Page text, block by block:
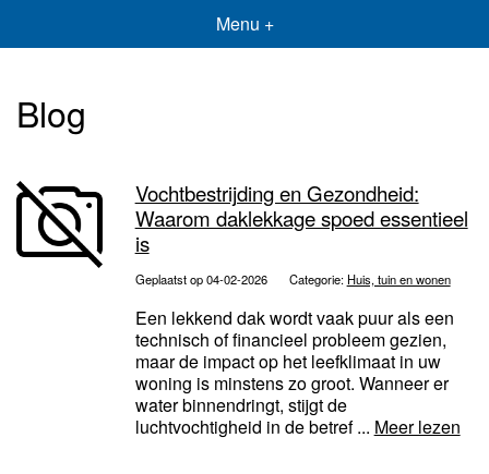
Menu +
Blog
Vochtbestrijding en Gezondheid:
Waarom daklekkage spoed essentieel
is
Geplaatst op 04-02-2026 Categorie: Huis, tuin en wonen
Een lekkend dak wordt vaak puur als een
technisch of financieel probleem gezien,
maar de impact op het leefklimaat in uw
woning is minstens zo groot. Wanneer er
water binnendringt, stijgt de
luchtvochtigheid in de betref ... Meer lezen